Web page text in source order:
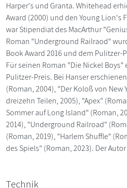
Harper's und Granta. Whitehead
Award (2000) und den Young Lion's
war Stipendiat des MacArthur
Roman "Underground Railraod"
Book Award 2016 und dem Pulitzer-
Für seinen Roman "Die Nickel
Pulitzer-Preis. Bei Hanser
(Roman, 2004), "Der Koloß von New
dreizehn Teilen, 2005), "Apex"
Sommer auf Long Island" (Roman,
2014), "Underground Railroad"
(Roman, 2019), "Harlem Shuffle"
des Spiels" (Roman, 2023). Der
Technik